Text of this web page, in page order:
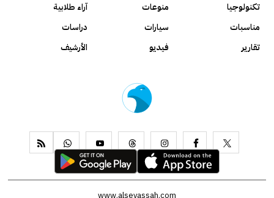
تكنولوجيا
منوعات
آراء طلابية
مناسبات
سيارات
دراسات
تقارير
فيديو الأرشيف
www.alseyassah.com